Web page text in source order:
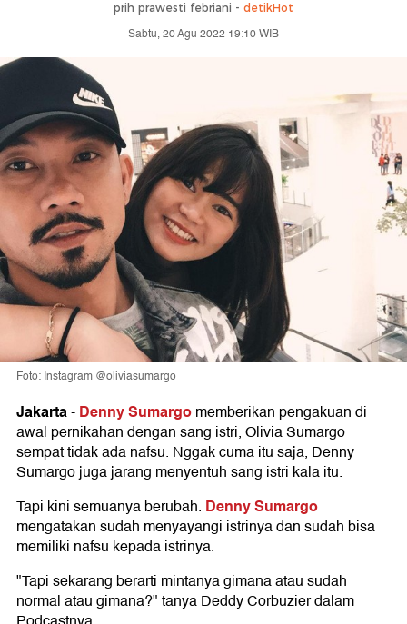
prih prawesti febriani - detikHot
Sabtu, 20 Agu 2022 19:10 WIB
Foto: Instagram @oliviasumargo
Jakarta-Denny Sumargomemberikan pengakuan di
awal pernikahan dengan sang istri, Olivia Sumargo
sempat tidak ada nafsu. Nggak cuma itu saja, Denny
Sumargo juga jarang menyentuh sang istri kala itu.
Tapi kini semuanya berubah. Denny Sumargo
mengatakan sudah menyayangi istrinya dan sudah bisa
memiliki nafsu kepada istrinya.
"Tapi sekarang berarti mintanya gimana atau sudah
normal atau gimana?" tanya Deddy Corbuzier dalam